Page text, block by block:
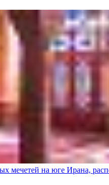
мечетей на юге Ирана,